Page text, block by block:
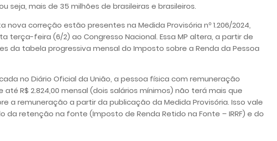
seja, mais de 35 milhões de brasileiras e brasileiros.
nova correção estão presentes na Medida Provisória nº 1.206/2024,
terça-feira (6/2) ao Congresso Nacional. Essa MP altera, a partir de
da tabela progressiva mensal do Imposto sobre a Renda da Pessoa
no Diário Oficial da União, a pessoa física com remuneração
até R$ 2.824,00 mensal (dois salários mínimos) não terá mais que
a remuneração a partir da publicação da Medida Provisória. Isso vale
da retenção na fonte (Imposto de Renda Retido na Fonte – IRRF) e do